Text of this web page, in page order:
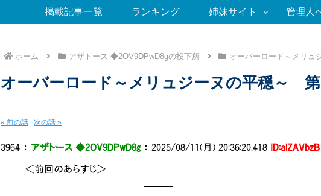
掲載記事一覧 ランキング 姉妹サイト 管理人
ホーム アザトース ◆2OV9DPwD8gの投下所 オーバーロード～メリュ
オーバーロード～メリュジーヌの平穏～
« 前の話 次の話 »
3964 ： アザトース ◆2OV9DPwD8g： 2025/08/11(月) 20:36:20.418
＜前回のあらすじ＞